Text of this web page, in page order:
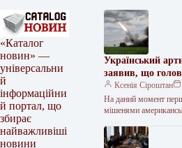
«Каталог
новин» —
універсальни
й
інформаційни
й портал, що
збирає
найважливіші
новини
Український
заявив, що
мішенями для
російські
Ксенія Сіроштан
На даний момент
мішенями
далекобійні
російських військ, що